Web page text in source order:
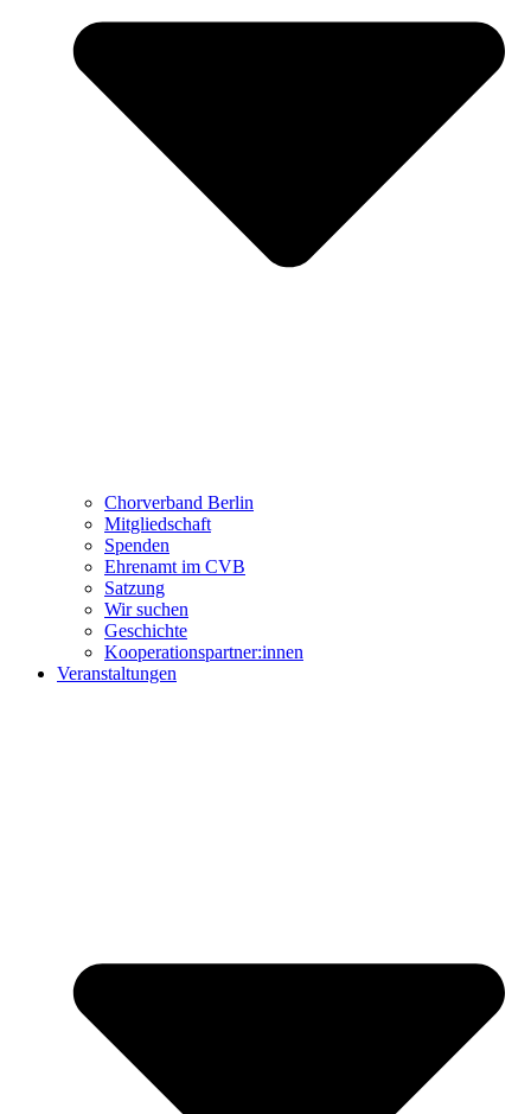
Chorverband Berlin
Mitgliedschaft
Spenden
Ehrenamt im CVB
Satzung
Wir suchen
Geschichte
Kooperationspartner:innen
Veranstaltungen